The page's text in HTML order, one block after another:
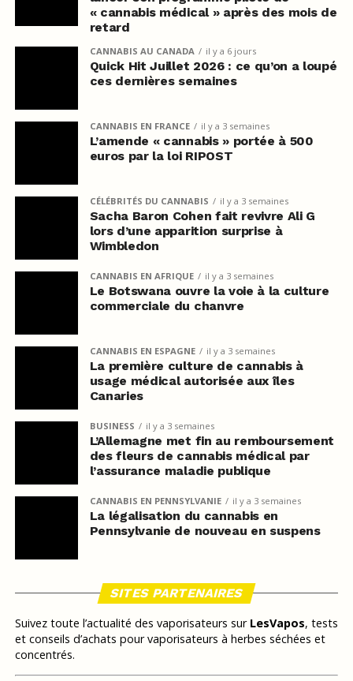
« cannabis médical » après des mois de
retard
CANNABIS AU CANADA il y a 6 jours
Quick Hit Juillet 2026 : ce qu’on a loupé
ces dernières semaines
CANNABIS EN FRANCE il y a 3 semaines
L’amende « cannabis » portée à 500
euros par la loi RIPOST
CÉLÉBRITÉS DU CANNABIS il y a 3 semaines
Sacha Baron Cohen fait revivre Ali G
lors d’une apparition surprise à
Wimbledon
CANNABIS EN AFRIQUE il y a 3 semaines
Le Botswana ouvre la voie à la culture
commerciale du chanvre
CANNABIS EN ESPAGNE il y a 3 semaines
La première culture de cannabis à
usage médical autorisée aux îles
Canaries
BUSINESS il y a 3 semaines
L’Allemagne met fin au remboursement
des fleurs de cannabis médical par
l’assurance maladie publique
CANNABIS EN PENNSYLVANIE il y a 3 semaines
La légalisation du cannabis en
Pennsylvanie de nouveau en suspens
SITES PARTENAIRES
Suivez toute l’actualité des vaporisateurs sur LesVapos, tests
et conseils d’achats pour vaporisateurs à herbes séchées et
concentrés.